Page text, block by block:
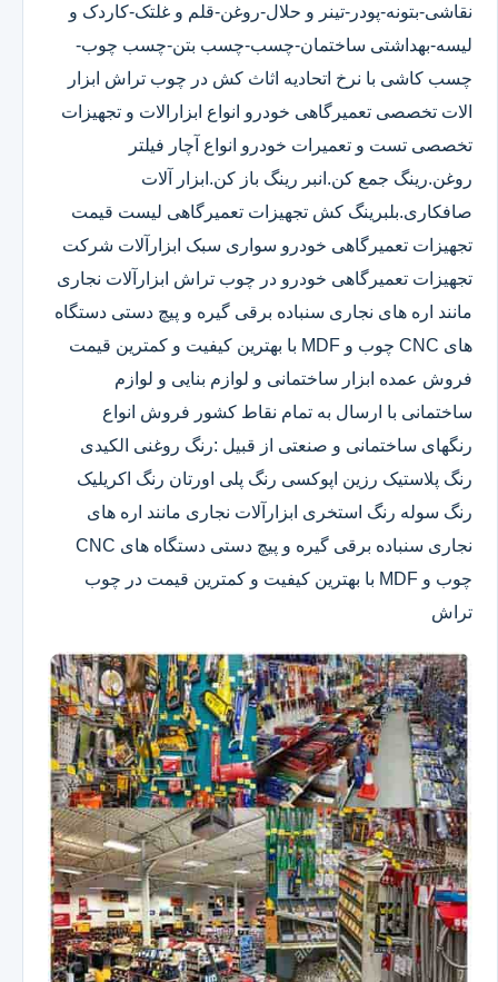
نقاشی-بتونه-پودر-تینر و حلال-روغن-قلم و غلتک-کاردک و
لیسه-بهداشتی ساختمان-چسب-چسب بتن-چسب چوب-
چسب کاشی با نرخ اتحادیه اثاث کش در چوب تراش ابزار
الات تخصصی تعمیرگاهی خودرو انواع ابزارالات و تجهیزات
تخصصی تست و تعمیرات خودرو انواع آچار فیلتر
روغن.رینگ جمع کن.انبر رینگ باز کن.ابزار آلات
صافکاری.بلبرینگ کش تجهیزات تعمیرگاهی لیست قیمت
تجهیزات تعمیرگاهی خودرو سواری سبک ابزارآلات شرکت
تجهیزات تعمیرگاهی خودرو در چوب تراش ابزارآلات نجاری
مانند اره های نجاری سنباده برقی گیره و پیچ دستی دستگاه
های CNC چوب و MDF با بهترین کیفیت و کمترین قیمت
فروش عمده ابزار ساختمانی و لوازم بنایی و لوازم
ساختمانی با ارسال به تمام نقاط کشور فروش انواع
رنگهای ساختمانی و صنعتی از قبیل :رنگ روغنی الکیدی
رنگ پلاستیک رزین اپوکسی رنگ پلی اورتان رنگ اکریلیک
رنگ سوله رنگ استخری ابزارآلات نجاری مانند اره های
نجاری سنباده برقی گیره و پیچ دستی دستگاه های CNC
چوب و MDF با بهترین کیفیت و کمترین قیمت در چوب
تراش